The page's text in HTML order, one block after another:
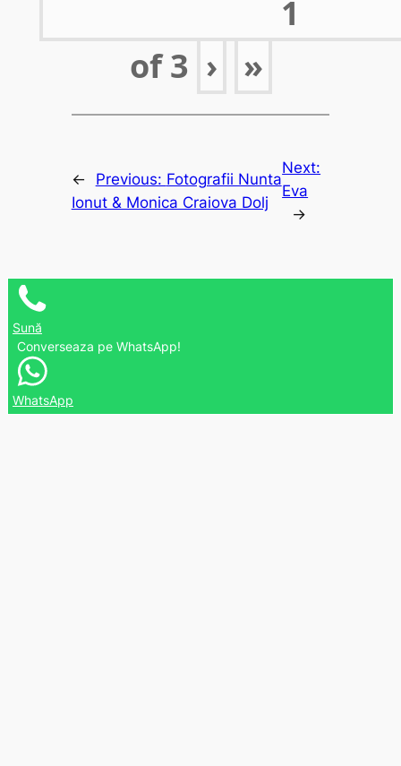
of3 › »
← Previous: Fotografii Nunta
Ionut & Monica Craiova Dolj
Next:
Eva
→
Sună
Converseaza pe WhatsApp!
WhatsApp